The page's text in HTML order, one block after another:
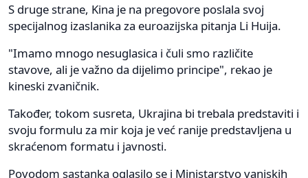
S druge strane, Kina je na pregovore poslala svoj
specijalnog izaslanika za euroazijska pitanja Li Huija.
"Imamo mnogo nesuglasica i čuli smo različite
stavove, ali je važno da dijelimo principe", rekao je
kineski zvaničnik.
Također, tokom susreta, Ukrajina bi trebala predstaviti i
svoju formulu za mir koja je već ranije predstavljena u
skraćenom formatu i javnosti.
Povodom sastanka oglasilo se i Ministarstvo vanjskih